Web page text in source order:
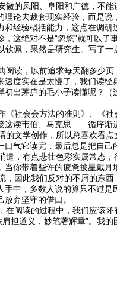
的凤阳、阜阳和广德，不
论去裁套现实经验，而是
经验概括能力，这点在调
这绝对不是“忽悠”就可以了
钦佩，果然是研究生。写了
，以前追求每天翻多少页
速度实在是太慢了，我们读
出茅庐的毛小子读懂呢？
社会会方法的准则》、《
这读韦伯、马克思……循序渐
文学创作，所以总喜欢看
气它读完，最后总是把自
，有点悲壮色彩实属常态
你带着些许的疲惫披星戴
，因此我们反对的不屑的
中，多数人说的算只不过
弃坚守的借口。
阅读的过程中，我们应该
担道义，妙笔著辉章”。我